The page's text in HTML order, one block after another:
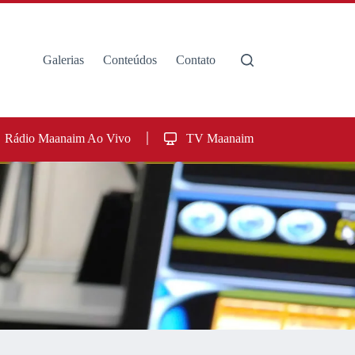
Galerias Conteúdos Contato
Rádio Maanaim Ao Vivo TV Maanaim